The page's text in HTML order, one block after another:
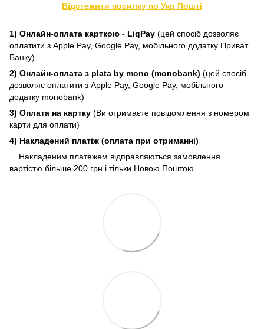
Відстежити посилку по Укр Пошті
1) Онлайн-оплата карткою - LiqPay (цей спосіб дозволяє
оплатити з Apple Pay, Google Pay, мобільного додатку Приват
Банку)
2) Онлайн-оплата з plata by mono (monobank) (цей спосіб
дозволяє оплатити з Apple Pay, Google Pay, мобільного
додатку monobank)
3) Оплата на картку (Ви отримаєте повідомлення з номером
карти для оплати)
4) Накладений платіж (оплата при отриманні)
Накладеним платежем відправляються замовлення
вартістю більше 200 грн і тільки Новою Поштою.